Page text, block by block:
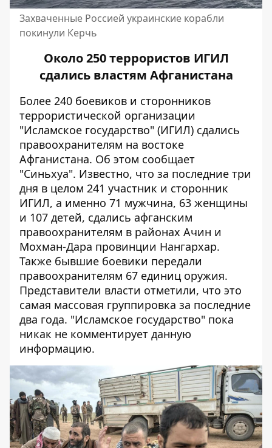
Захваченные Россией украинские корабли
покинули Керчь
Около 250 террористов ИГИЛ
сдались властям Афганистана
Более 240 боевиков и сторонников
террористической организации
"Исламское государство" (ИГИЛ) сдались
правоохранителям на востоке
Афганистана. Об этом сообщает
"Синьхуа". Известно, что за последние три
дня в целом 241 участник и сторонник
ИГИЛ, а именно 71 мужчина, 63 женщины
и 107 детей, сдались афганским
правоохранителям в районах Ачин и
Мохман-Дара провинции Нангархар.
Также бывшие боевики передали
правоохранителям 67 единиц оружия.
Представители власти отметили, что это
самая массовая группировка за последние
два года. "Исламское государство" пока
никак не комментирует данную
информацию.